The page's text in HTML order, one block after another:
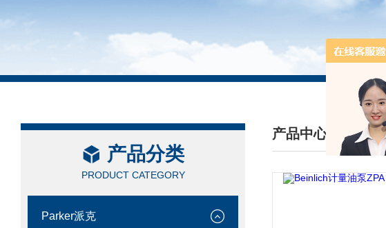
产品分类
PRODUCT CATEGORY
Parker派克
产品中心
/ PRODUCTS CENTER